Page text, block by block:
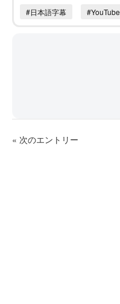
#日本語字幕 #YouTube
« 次のエントリー